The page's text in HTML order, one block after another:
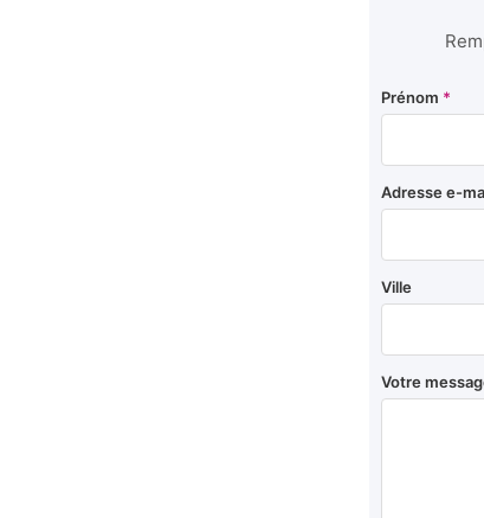
Prénom *
Adresse e-
Ville
Votre